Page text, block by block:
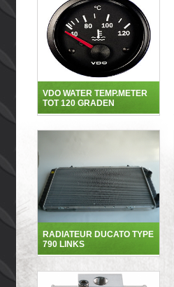
VDO WATER TEMP.METER
TOT 120 GRADEN
RADIATEUR DUCATO TYPE
790 LINKS